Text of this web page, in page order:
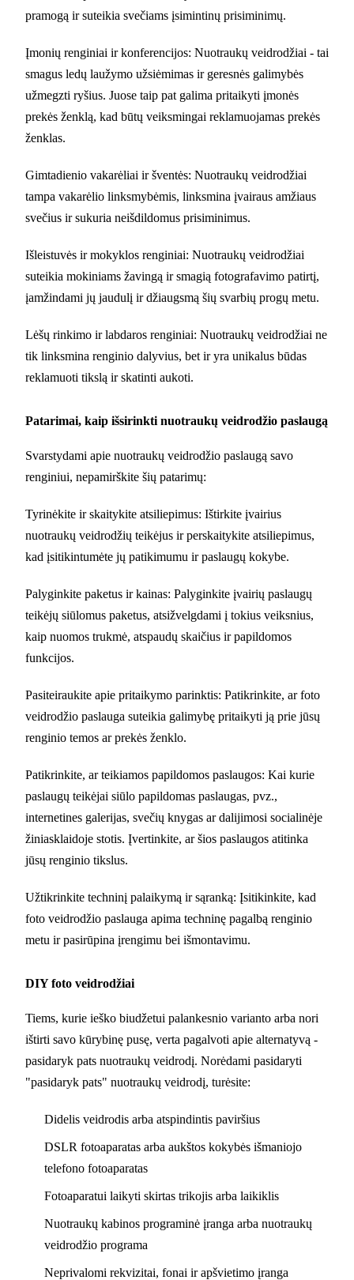
pramogą ir suteikia svečiams įsimintinų prisiminimų.
Įmonių renginiai ir konferencijos: Nuotraukų veidrodžiai - tai
smagus ledų laužymo užsiėmimas ir geresnės galimybės
užmegzti ryšius. Juose taip pat galima pritaikyti įmonės
prekės ženklą, kad būtų veiksmingai reklamuojamas prekės
ženklas.
Gimtadienio vakarėliai ir šventės: Nuotraukų veidrodžiai
tampa vakarėlio linksmybėmis, linksmina įvairaus amžiaus
svečius ir sukuria neišdildomus prisiminimus.
Išleistuvės ir mokyklos renginiai: Nuotraukų veidrodžiai
suteikia mokiniams žavingą ir smagią fotografavimo patirtį,
įamžindami jų jaudulį ir džiaugsmą šių svarbių progų metu.
Lėšų rinkimo ir labdaros renginiai: Nuotraukų veidrodžiai ne
tik linksmina renginio dalyvius, bet ir yra unikalus būdas
reklamuoti tikslą ir skatinti aukoti.
Patarimai, kaip išsirinkti nuotraukų veidrodžio paslaugą
Svarstydami apie nuotraukų veidrodžio paslaugą savo
renginiui, nepamirškite šių patarimų:
Tyrinėkite ir skaitykite atsiliepimus: Ištirkite įvairius
nuotraukų veidrodžių teikėjus ir perskaitykite atsiliepimus,
kad įsitikintumėte jų patikimumu ir paslaugų kokybe.
Palyginkite paketus ir kainas: Palyginkite įvairių paslaugų
teikėjų siūlomus paketus, atsižvelgdami į tokius veiksnius,
kaip nuomos trukmė, atspaudų skaičius ir papildomos
funkcijos.
Pasiteiraukite apie pritaikymo parinktis: Patikrinkite, ar foto
veidrodžio paslauga suteikia galimybę pritaikyti ją prie jūsų
renginio temos ar prekės ženklo.
Patikrinkite, ar teikiamos papildomos paslaugos: Kai kurie
paslaugų teikėjai siūlo papildomas paslaugas, pvz.,
internetines galerijas, svečių knygas ar dalijimosi socialinėje
žiniasklaidoje stotis. Įvertinkite, ar šios paslaugos atitinka
jūsų renginio tikslus.
Užtikrinkite techninį palaikymą ir sąranką: Įsitikinkite, kad
foto veidrodžio paslauga apima techninę pagalbą renginio
metu ir pasirūpina įrengimu bei išmontavimu.
DIY foto veidrodžiai
Tiems, kurie ieško biudžetui palankesnio varianto arba nori
ištirti savo kūrybinę pusę, verta pagalvoti apie alternatyvą -
pasidaryk pats nuotraukų veidrodį. Norėdami pasidaryti
"pasidaryk pats" nuotraukų veidrodį, turėsite:
Didelis veidrodis arba atspindintis paviršius
DSLR fotoaparatas arba aukštos kokybės išmaniojo
telefono fotoaparatas
Fotoaparatui laikyti skirtas trikojis arba laikiklis
Nuotraukų kabinos programinė įranga arba nuotraukų
veidrodžio programa
Neprivalomi rekvizitai, fonai ir apšvietimo įranga